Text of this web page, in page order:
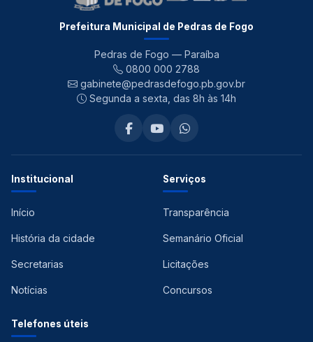
Prefeitura Municipal de Pedras de Fogo
Pedras de Fogo — Paraíba
0800 000 2788
gabinete@pedrasdefogo.pb.gov.br
Segunda a sexta, das 8h às 14h
Institucional
Início
História da cidade
Secretarias
Notícias
Serviços
Transparência
Semanário Oficial
Licitações
Concursos
Telefones úteis